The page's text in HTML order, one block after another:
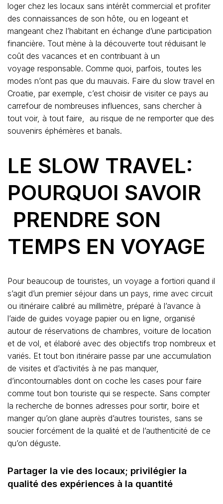
loger chez les locaux sans intérêt commercial et profiter
des connaissances de son hôte, ou en logeant et
mangeant chez l’habitant en échange d’une participation
financière. Tout mène à la découverte tout réduisant le
coût des vacances et en contribuant à un
voyage responsable. Comme quoi, parfois, toutes les
modes n’ont pas que du mauvais. Faire du slow travel en
Croatie, par exemple, c’est choisir de visiter ce pays au
carrefour de nombreuses influences, sans chercher à
tout voir, à tout faire, au risque de ne remporter que des
souvenirs éphémères et banals.
LE SLOW TRAVEL:
POURQUOI SAVOIR
PRENDRE SON
TEMPS EN VOYAGE
Pour beaucoup de touristes, un voyage a fortiori quand il
s’agit d’un premier séjour dans un pays, rime avec circuit
ou itinéraire calibré au millimètre, préparé à l’avance à
l’aide de guides voyage papier ou en ligne, organisé
autour de réservations de chambres, voiture de location
et de vol, et élaboré avec des objectifs trop nombreux et
variés. Et tout bon itinéraire passe par une accumulation
de visites et d’activités à ne pas manquer,
d’incontournables dont on coche les cases pour faire
comme tout bon touriste qui se respecte. Sans compter
la recherche de bonnes adresses pour sortir, boire et
manger qu’on glane auprès d’autres touristes, sans se
soucier forcément de la qualité et de l’authenticité de ce
qu’on déguste.
Partager la vie des locaux; privilégier la
qualité des expériences à la quantité